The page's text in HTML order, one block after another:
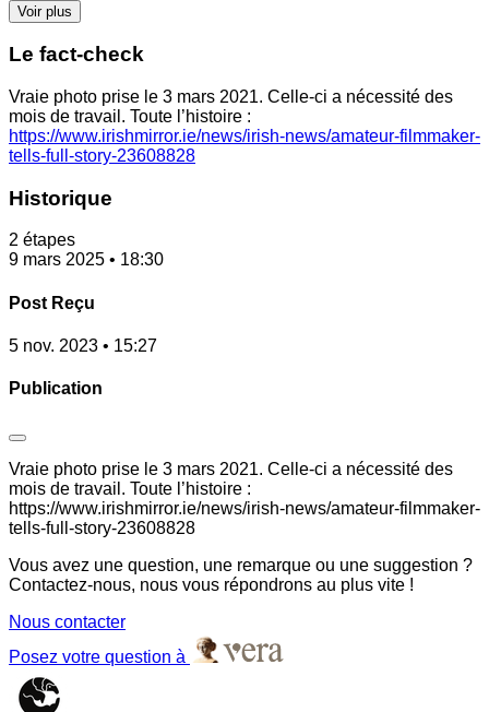
Voir plus
Le fact-check
Vraie photo prise le 3 mars 2021. Celle-ci a nécessité des
mois de travail. Toute l’histoire :
https://www.irishmirror.ie/news/irish-news/amateur-filmmaker-
tells-full-story-23608828
Historique
2 étapes
9 mars 2025 • 18:30
Post Reçu
5 nov. 2023 • 15:27
Publication
Vraie photo prise le 3 mars 2021. Celle-ci a nécessité des
mois de travail. Toute l’histoire :
https://www.irishmirror.ie/news/irish-news/amateur-filmmaker-
tells-full-story-23608828
Vous avez une question, une remarque ou une suggestion ?
Contactez-nous, nous vous répondrons au plus vite !
Nous contacter
Posez votre question à